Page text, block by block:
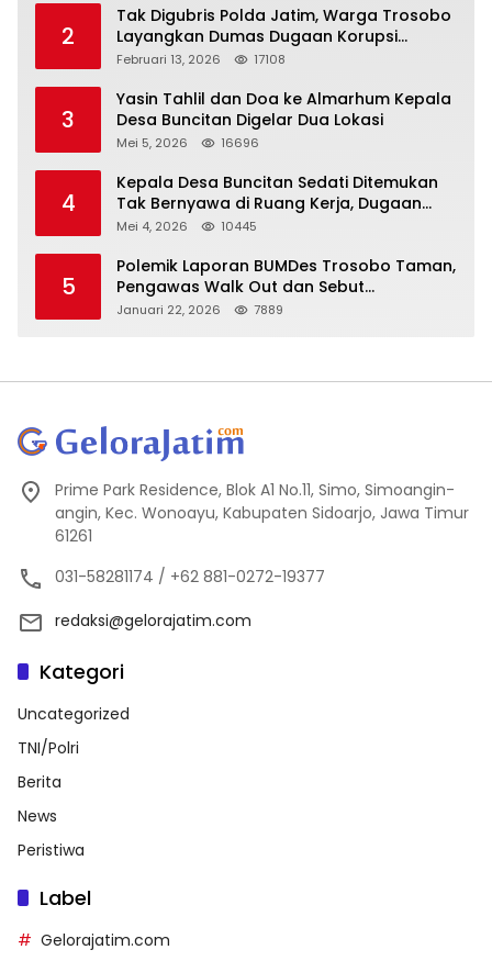
2
Tak Digubris Polda Jatim, Warga Trosobo
Layangkan Dumas Dugaan Korupsi
Oknum DPRD Sidoarjo ke Kapolri
Februari 13, 2026 17108
3
Yasin Tahlil dan Doa ke Almarhum Kepala
Desa Buncitan Digelar Dua Lokasi
Mei 5, 2026 16696
4
Kepala Desa Buncitan Sedati Ditemukan
Tak Bernyawa di Ruang Kerja, Dugaan
Bunuh Diri Menguat
Mei 4, 2026 10445
5
Polemik Laporan BUMDes Trosobo Taman,
Pengawas Walk Out dan Sebut
Kejanggalan
Januari 22, 2026 7889
Prime Park Residence, Blok A1 No.11, Simo, Simoangin-
angin, Kec. Wonoayu, Kabupaten Sidoarjo, Jawa Timur
61261
031-58281174 / +62 881-0272-19377
redaksi@gelorajatim.com
Kategori
Uncategorized
TNI/Polri
Berita
News
Peristiwa
Label
Gelorajatim.com